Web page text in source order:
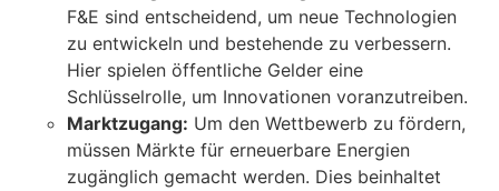
F&E sind entscheidend, um neue Technologien
zu entwickeln und bestehende zu verbessern.
Hier spielen öffentliche Gelder eine
Schlüsselrolle, um Innovationen voranzutreiben.
Marktzugang: Um den Wettbewerb zu fördern,
müssen Märkte für erneuerbare Energien
zugänglich gemacht werden. Dies beinhaltet